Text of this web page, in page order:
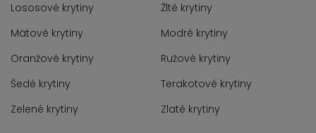
Lososové krytiny
Žlté krytiny
Mätové krytiny
Modré krytiny
Oranžové krytiny
Ružové krytiny
Šedé krytiny
Terakotové krytiny
Zelené krytiny
Zlaté krytiny